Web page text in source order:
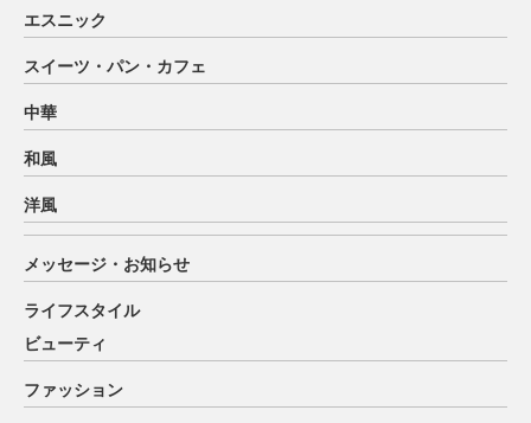
エスニック
スイーツ・パン・カフェ
中華
和風
洋風
メッセージ・お知らせ
ライフスタイル
ビューティ
ファッション